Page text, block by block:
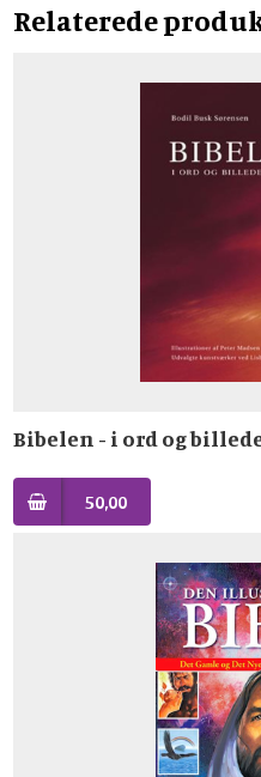
Relaterede
Bibelen - i ord og
50,00